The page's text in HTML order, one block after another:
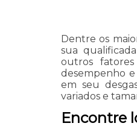
Dentre os
sua
outros
desempenho
em seu
variados e
Encontre